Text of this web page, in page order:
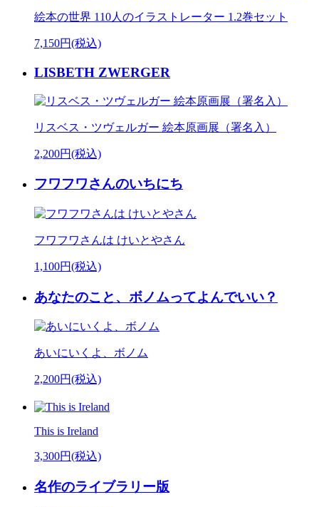
絵本の世界 110人のイラストレーター 1.2巻セット
7,150円(税込)
LISBETH ZWERGER
リスベス・ツヴェルガー 絵本原画展（署名入）
2,200円(税込)
フワフワさんのいちにち
フワフワさんは けいとやさん
1,100円(税込)
あなたのこと、ボノムってよんでいい？
あいにいくよ、ボノム
2,200円(税込)
This is Ireland
3,300円(税込)
名作のライブラリー版